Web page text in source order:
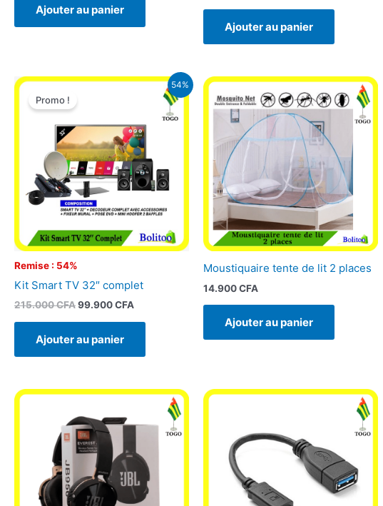
Ajouter au panier
Ajouter au panier
54%
Remise : 54%
Promo !
Kit Smart TV 32″ complet
215.000CFA
Le
215.000 CFA.
99.900CFA
Le
99.900 CFA.
Ajouter au panier
Moustiquaire tente de lit 2 places
14.900CFA
Ajouter au panier